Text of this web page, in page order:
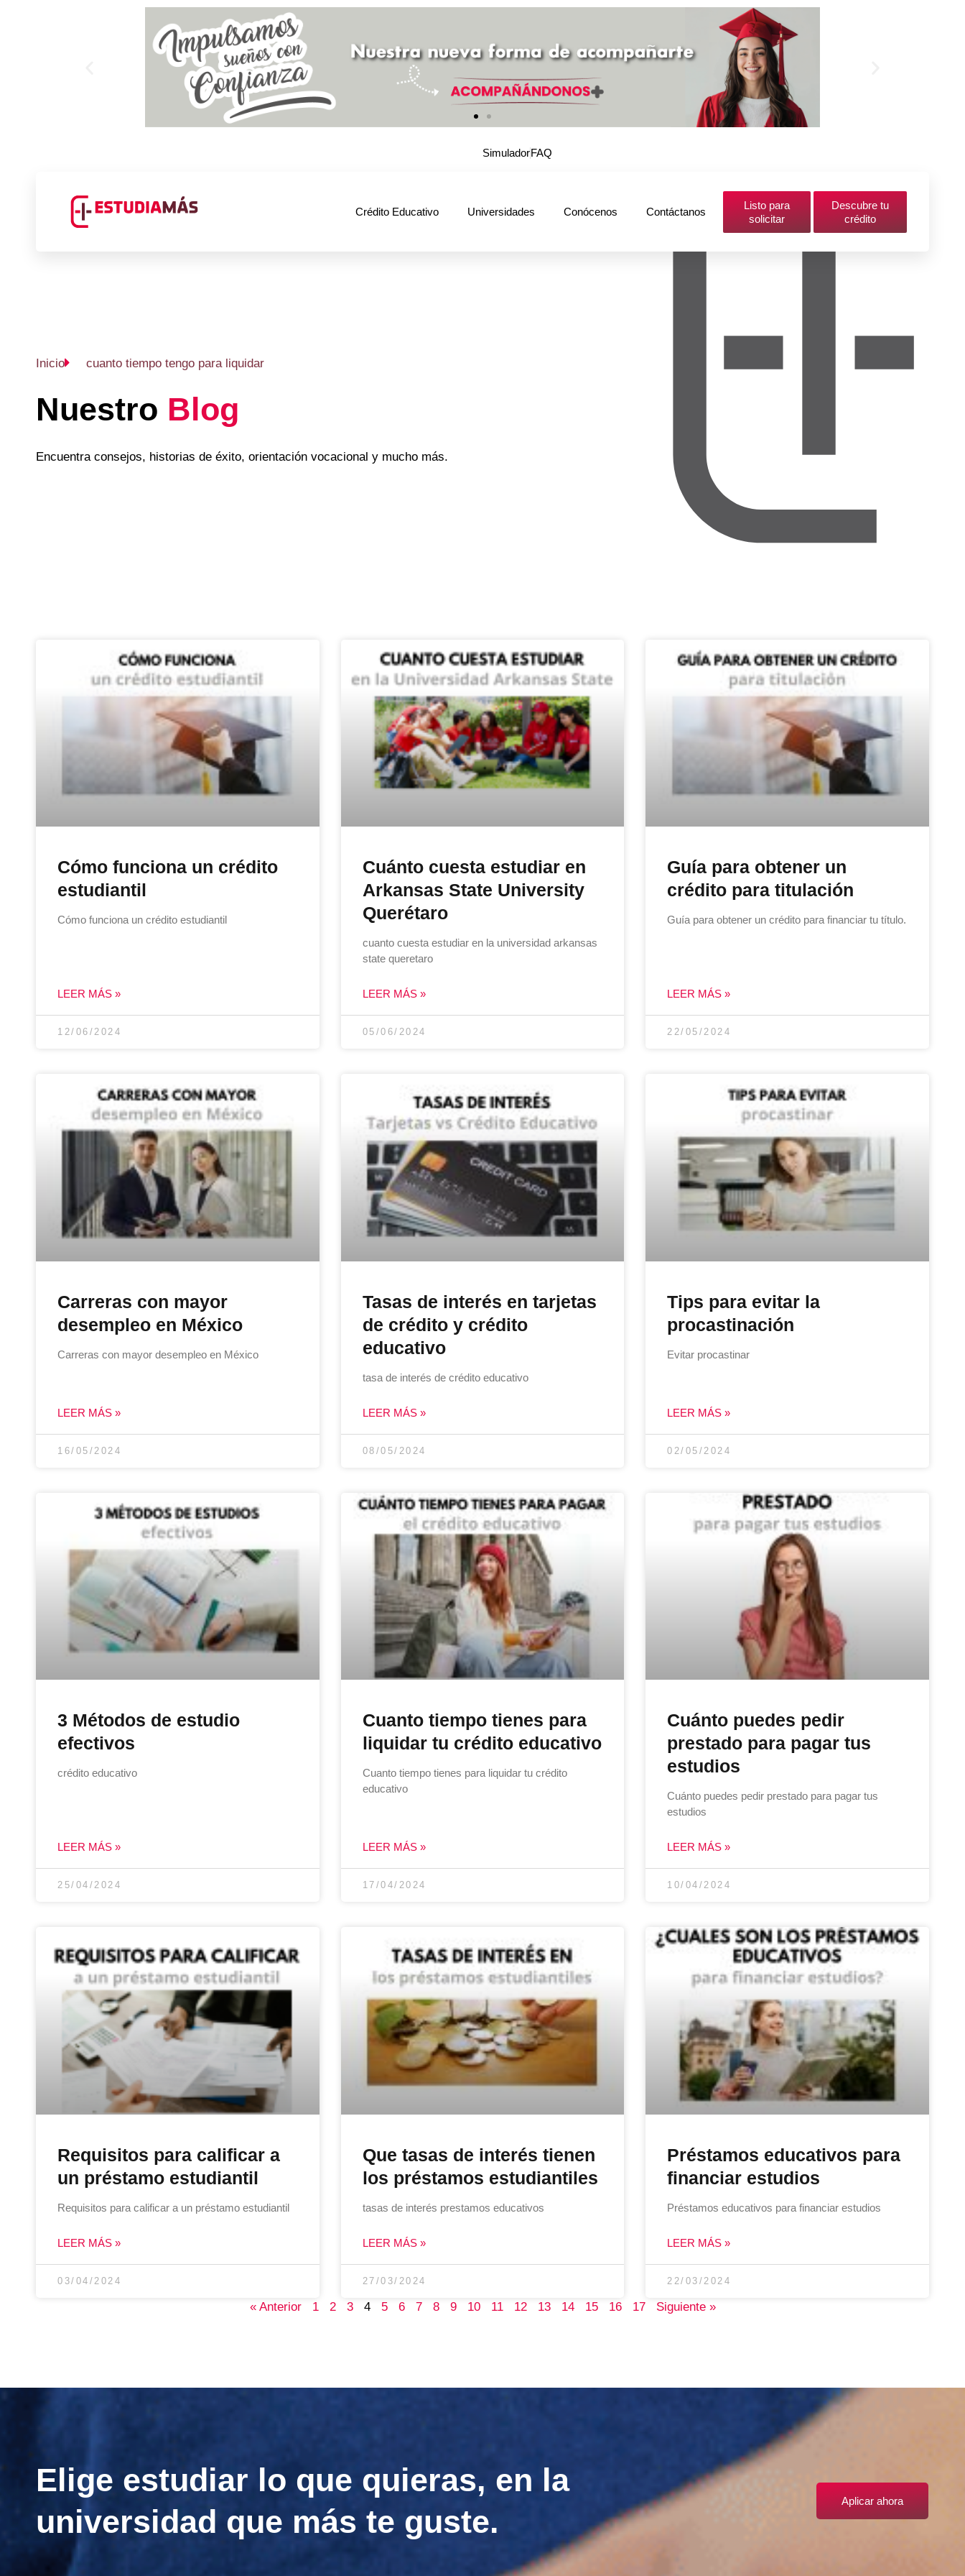
SimuladorFAQ
Crédito Educativo Universidades Conócenos Contáctanos
Listo para
solicitar
Descubre tu
crédito
Inicio cuanto tiempo tengo para liquidar
Nuestro Blog
Encuentra consejos, historias de éxito, orientación vocacional y mucho más.
Cómo funciona un crédito
estudiantil
Cómo funciona un crédito estudiantil
LEER MÁS »
12/06/2024
Cuánto cuesta estudiar en
Arkansas State University
Querétaro
cuanto cuesta estudiar en la universidad arkansas
state queretaro
LEER MÁS »
05/06/2024
Guía para obtener un
crédito para titulación
Guía para obtener un crédito para financiar tu título.
LEER MÁS »
22/05/2024
Carreras con mayor
desempleo en México
Carreras con mayor desempleo en México
LEER MÁS »
16/05/2024
Tasas de interés en tarjetas
de crédito y crédito
educativo
tasa de interés de crédito educativo
LEER MÁS »
08/05/2024
Tips para evitar la
procastinación
Evitar procastinar
LEER MÁS »
02/05/2024
3 Métodos de estudio
efectivos
crédito educativo
LEER MÁS »
25/04/2024
Cuanto tiempo tienes para
liquidar tu crédito educativo
Cuanto tiempo tienes para liquidar tu crédito
educativo
LEER MÁS »
17/04/2024
Cuánto puedes pedir
prestado para pagar tus
estudios
Cuánto puedes pedir prestado para pagar tus
estudios
LEER MÁS »
10/04/2024
Requisitos para calificar a
un préstamo estudiantil
Requisitos para calificar a un préstamo estudiantil
LEER MÁS »
03/04/2024
Que tasas de interés tienen
los préstamos estudiantiles
tasas de interés prestamos educativos
LEER MÁS »
27/03/2024
Préstamos educativos para
financiar estudios
Préstamos educativos para financiar estudios
LEER MÁS »
22/03/2024
« Anterior 1 2 3 4 5 6 7 8 9 10 11 12 13 14 15 16 17 Siguiente »
Elige estudiar lo que quieras, en la
universidad que más te guste.
Aplicar ahora